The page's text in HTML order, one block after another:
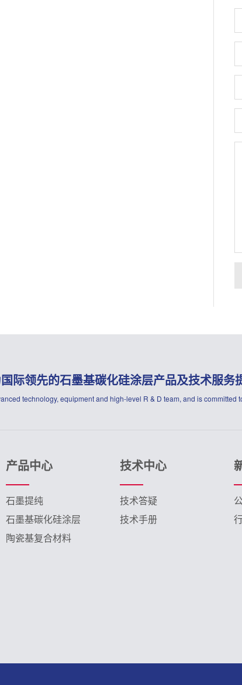
际领先的石墨基碳化硅涂层产品及技术服务
technology, equipment and high-level R & D team, and is
产品中心
石墨提纯
石墨基碳化硅涂层
陶瓷基复合材料
技术中心
技术答疑
技术手册